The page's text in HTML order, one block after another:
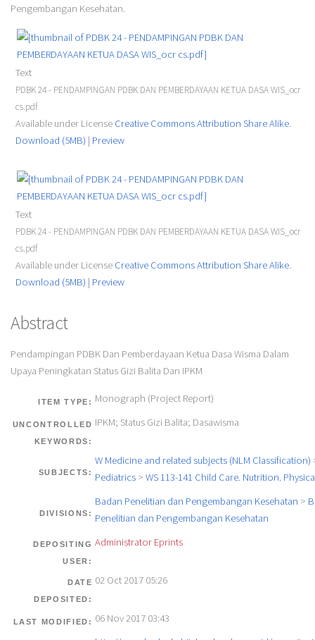
Pengembangan Kesehatan.
Text
PDBK 24 - PENDAMPINGAN PDBK DAN PEMBERDAYAAN KETUA DASA WIS_ocr
cs.pdf
Available under License Creative Commons Attribution Share Alike.
Download (5MB) | Preview
Text
PDBK 24 - PENDAMPINGAN PDBK DAN PEMBERDAYAAN KETUA DASA WIS_ocr
cs.pdf
Available under License Creative Commons Attribution Share Alike.
Download (5MB) | Preview
Abstract
Pendampingan PDBK Dan Pemberdayaan Ketua Dasa Wisma Dalam
Upaya Peningkatan Status Gizi Balita Dan IPKM
ITEM TYPE: Monograph (Project Report)
UNCONTROLLED
KEYWORDS:
IPKM; Status Gizi Balita; Dasawisma
SUBJECTS:
W Medicine and related subjects (NLM Classification)
Pediatrics> WS 113-141 Child Care. Nutrition.
DIVISIONS:
Badan Penelitian dan Pengembangan Kesehatan >
Penelitian dan Pengembangan Kesehatan
DEPOSITING
USER:
Administrator Eprints
DATE
DEPOSITED:
02 Oct 2017 05:26
LAST MODIFIED: 06 Nov 2017 03:43